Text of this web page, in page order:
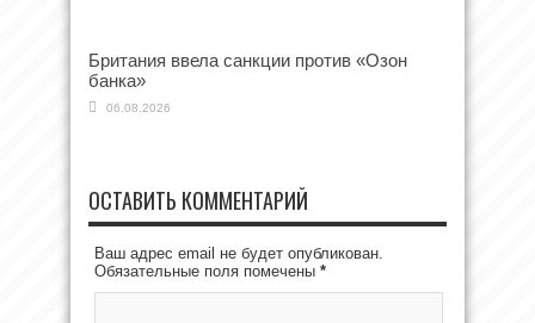
Британия ввела санкции против «Озон
банка»
06.08.2026
ОСТАВИТЬ КОММЕНТАРИЙ
Ваш адрес email не будет опубликован.
Обязательные поля помечены *